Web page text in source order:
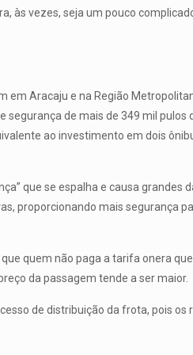
às vezes, seja um pouco
em Aracaju e na Região
segurança de mais de 349 mil pulos
ao investimento em dois
que se espalha e causa grandes
proporcionando mais segurança
quem não paga a tarifa onera
da passagem tende a ser maior.
de distribuição da frota, pois os